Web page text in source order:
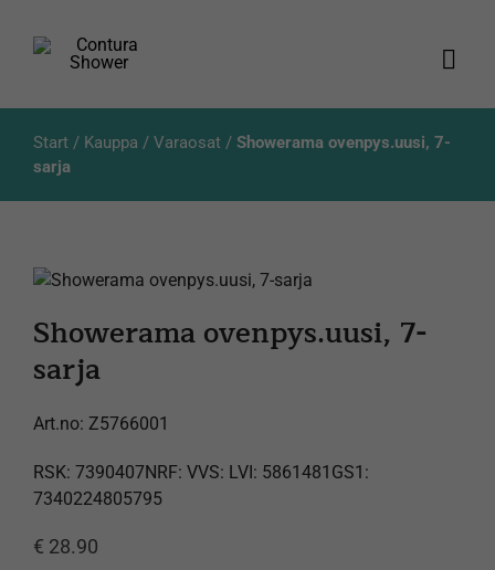
Luettelot
Tietoja meistä
Asiakaspalvelu
Products
search
Ostoskori
Start/ Kauppa / Varaosat/ Showerama ovenpys.uusi, 7-
sarja
Showerama ovenpys.uusi, 7-
sarja
Art.no: Z5766001
RSK: 7390407NRF: VVS: LVI: 5861481GS1:
7340224805795
€ 28.90